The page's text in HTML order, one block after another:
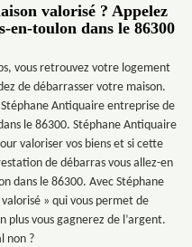
valorisé ? Appelez
en-toulon dans le 86300
vous retrouvez votre logement
de débarrasser votre maison.
Antiquaire entreprise de
le 86300. Stéphane Antiquaire
valoriser vos biens et si cette
de débarras vous allez-en
dans le 86300. Avec Stéphane
» qui vous permet de
plus vous gagnerez de l’argent.
non ?